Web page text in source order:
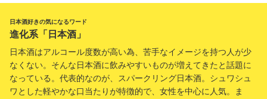
日本酒好きの気になるワード
進化系「日本酒」
日本酒はアルコール度数が高い為、苦手なイメージを持つ人が少
なくない。そんな日本酒に飲みやすいものが増えてきたと話題に
なっている。代表的なのが、スパークリング日本酒。シュワシュ
ワとした軽やかな口当たりが特徴的で、女性を中心に人気。ま